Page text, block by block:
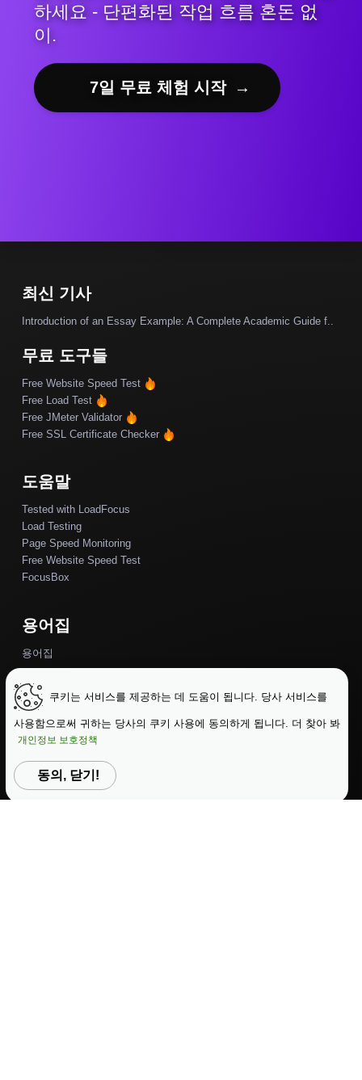
하세요 - 단편화된 작업 흐름 혼돈 없
이.
7일 무료 체험 시작 →
최신 기사
Introduction of an Essay Example: A Complete Academic Guide f..
무료 도구들
Free Website Speed Test
Free Load Test
Free JMeter Validator
Free SSL Certificate Checker
도움말
Tested with LoadFocus
Load Testing
Page Speed Monitoring
Free Website Speed Test
FocusBox
용어집
용어집
대체할 수 있는 항목들
대체할 수 있는 항목들
가격 책정
쿠키는 서비스를 제공하는 데 도움이 됩니다. 당사 서비스를
사용함으로써 귀하는 당사의 쿠키 사용에 동의하게 됩니다. 더 찾아 봐
개인정보 보호정책
동의, 닫기!